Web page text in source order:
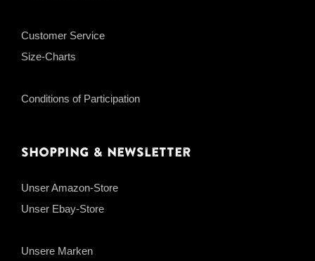
Customer Service
Size-Charts
Conditions of Participation
Shopping & Newsletter
Unser Amazon-Store
Unser Ebay-Store
Unsere Marken